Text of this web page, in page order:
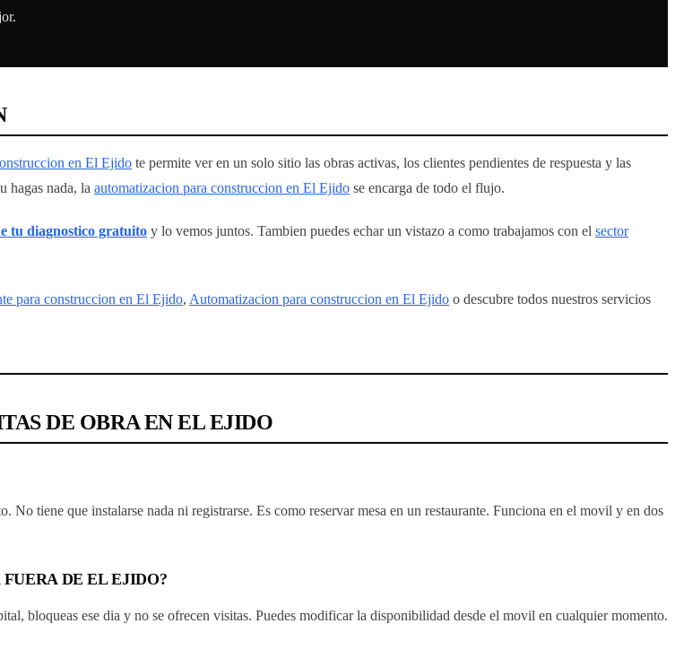
en El Ejido te permite ver en un solo sitio las obras activas, los clientes pendientes de respuesta y las
hagas nada, la automatizacion para construccion en El Ejido se encarga de todo el flujo.
tu diagnostico gratuito y lo vemos juntos. Tambien puedes echar un vistazo a como trabajamos con el sector
para construccion en El Ejido, Automatizacion para construccion en El Ejido o descubre todos nuestros servicios
DE OBRA EN EL EJIDO
tiene que instalarse nada ni registrarse. Es como reservar mesa en un restaurante. Funciona en el movil y en dos
DE EL EJIDO?
bloqueas ese dia y no se ofrecen visitas. Puedes modificar la disponibilidad desde el movil en cualquier momento.